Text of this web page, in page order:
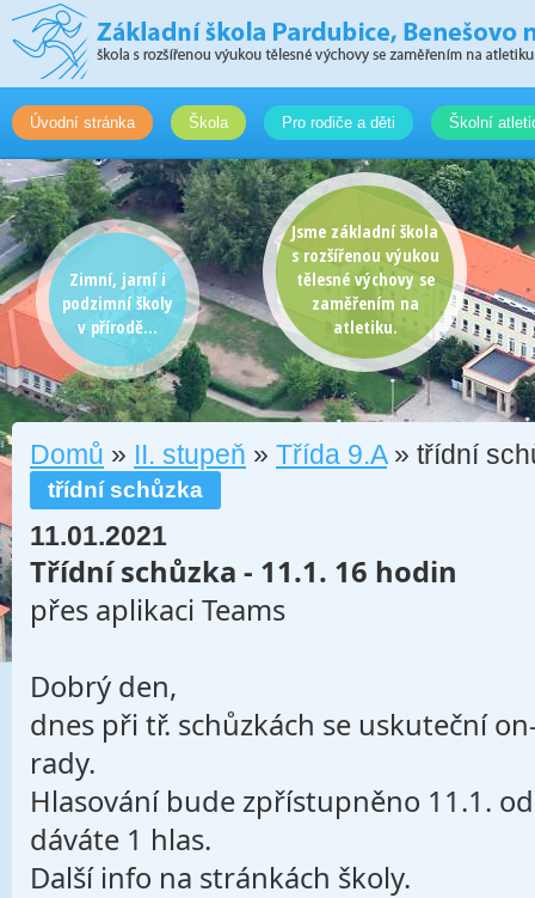
Úvodní stránka Škola Pro rodiče a děti Školní
Zimní, jarní i
podzimní školy
v přírodě...
Jsme základní škola
s rozšířenou výukou
tělesné výchovy se
zaměřením na
atletiku.
Domů » II. stupeň » Třída 9.A» třídní
třídní schůzka
11.01.2021
Třídní schůzka - 11.1. 16 hodin
přes aplikaci Teams
Dobrý den,
dnes při tř. schůzkách se uskuteční
rady.
Hlasování bude zpřístupněno 11.1.
dáváte 1 hlas.
Další info na stránkách školy.